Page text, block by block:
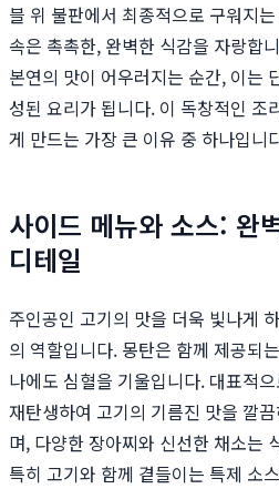
블 위 불판에서 최종적으로 구워지
속은 촉촉한, 완벽한 식감을 자랑합
본연의 맛이 어우러지는 순간, 이는
성된 요리가 됩니다. 이 독창적인 조
게 만드는 가장 큰 이유 중 하나입니
사이드 메뉴와 소스: 완
디테일
주인공인 고기의 맛을 더욱 빛나게
의 역할입니다. 몽탄은 함께 제공되
나에도 심혈을 기울입니다. 대표적
재탄생하여 고기의 기름진 맛을 깔
며, 다양한 장아찌와 신선한 채소는
특히 고기와 함께 곁들이는 특제 소